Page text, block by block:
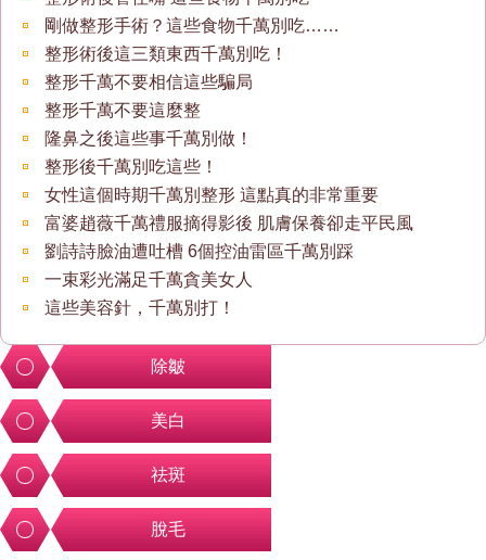
剛做整形手術？這些食物千萬別吃……
整形術後這三類東西千萬別吃！
整形千萬不要相信這些騙局
整形千萬不要這麼整
隆鼻之後這些事千萬別做！
整形後千萬別吃這些！
女性這個時期千萬別整形 這點真的非常重要
富婆趙薇千萬禮服摘得影後 肌膚保養卻走平民風
劉詩詩臉油遭吐槽 6個控油雷區千萬別踩
一束彩光滿足千萬貪美女人
這些美容針，千萬別打！
除皺
美白
祛斑
脫毛